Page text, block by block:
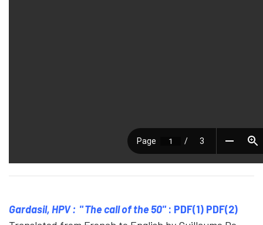
Gardasil, HPV : " The call of the 50": PDF(1) PDF(2)